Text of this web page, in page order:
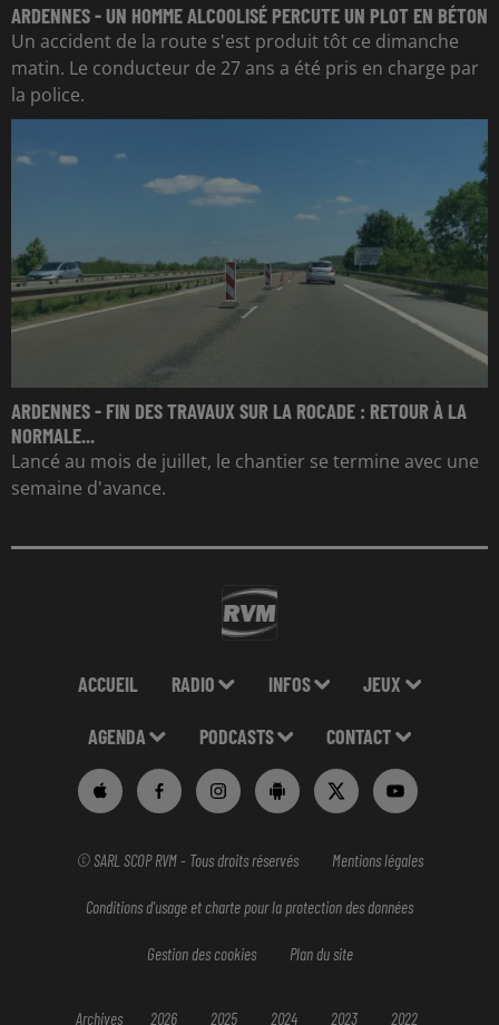
ARDENNES - UN HOMME ALCOOLISÉ PERCUTE UN PLOT EN BÉTON
Un accident de la route s'est produit tôt ce dimanche
matin. Le conducteur de 27 ans a été pris en charge par
la police.
ARDENNES - FIN DES TRAVAUX SUR LA ROCADE : RETOUR À LA
NORMALE...
Lancé au mois de juillet, le chantier se termine avec une
semaine d'avance.
ACCUEIL RADIO INFOS JEUX
AGENDA PODCASTS CONTACT
© SARL SCOP RVM - Tous droits réservés Mentions légales
Conditions d'usage et charte pour la protection des données
Gestion des cookies Plan du site
Archives 2026 2025 2024 2023 2022